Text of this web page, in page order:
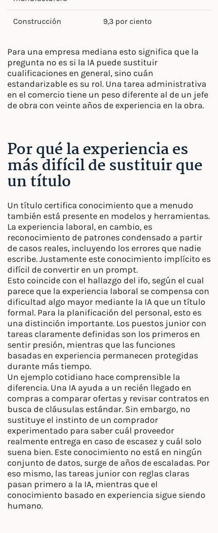
Construcción 9,3 por ciento
Para una empresa mediana esto significa que la
pregunta no es si la IA puede sustituir
cualificaciones en general, sino cuán
estandarizable es su rol. Una tarea administrativa
en el comercio tiene un peso diferente al de un jefe
de obra con veinte años de experiencia en la obra.
Por qué la experiencia es
más difícil de sustituir que
un título
Un título certifica conocimiento que a menudo
también está presente en modelos y herramientas.
La experiencia laboral, en cambio, es
reconocimiento de patrones condensado a partir
de casos reales, incluyendo los errores que nadie
escribe. Justamente este conocimiento implícito es
difícil de convertir en un prompt.
Esto coincide con el hallazgo del ifo, según el cual
parece que la experiencia laboral se compensa con
dificultad algo mayor mediante la IA que un título
formal. Para la planificación del personal, esto es
una distinción importante. Los puestos junior con
tareas claramente definidas son los primeros en
sentir presión, mientras que las funciones
basadas en experiencia permanecen protegidas
durante más tiempo.
Un ejemplo cotidiano hace comprensible la
diferencia. Una IA ayuda a un recién llegado en
compras a comparar ofertas y revisar contratos en
busca de cláusulas estándar. Sin embargo, no
sustituye el instinto de un comprador
experimentado para saber cuál proveedor
realmente entrega en caso de escasez y cuál solo
suena bien. Este conocimiento no está en ningún
conjunto de datos, surge de años de escaladas. Por
eso mismo, las tareas junior con reglas claras
pasan primero a la IA, mientras que el
conocimiento basado en experiencia sigue siendo
humano.